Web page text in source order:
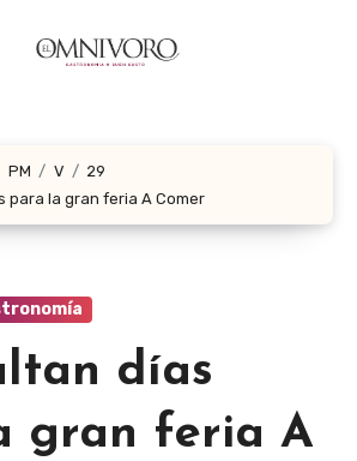
PM V
29
para la gran feria A Comer
días
gran feria A